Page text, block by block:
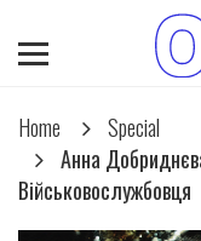
Home
Special
Анна
Військовослужбовця